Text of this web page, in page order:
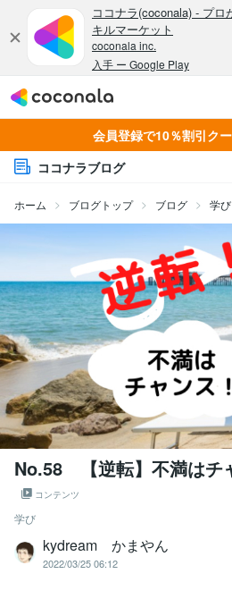
会員登録で10％割引ク
ココナラブログ
ホーム ブログトップ ブログ 学び
No.58 【逆転】不満はチ
コンテンツ
学び
kydream かまやん
2022/03/25 06:12